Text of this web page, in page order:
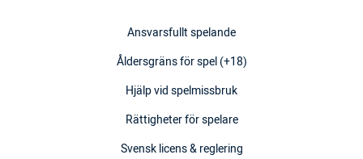
Ansvarsfullt spelande
Åldersgräns för spel (+18)
Hjälp vid spelmissbruk
Rättigheter för spelare
Svensk licens & reglering